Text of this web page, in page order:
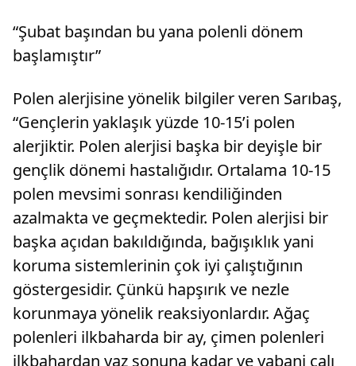
“Şubat başından bu yana polenli dönem
başlamıştır”
Polen alerjisine yönelik bilgiler veren Sarıbaş,
“Gençlerin yaklaşık yüzde 10-15’i polen
alerjiktir. Polen alerjisi başka bir deyişle bir
gençlik dönemi hastalığıdır. Ortalama 10-15
polen mevsimi sonrası kendiliğinden
azalmakta ve geçmektedir. Polen alerjisi bir
başka açıdan bakıldığında, bağışıklık yani
koruma sistemlerinin çok iyi çalıştığının
göstergesidir. Çünkü hapşırık ve nezle
korunmaya yönelik reaksiyonlardır. Ağaç
polenleri ilkbaharda bir ay, çimen polenleri
ilkbahardan yaz sonuna kadar ve yabani çalı